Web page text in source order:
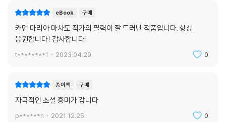
eBook 구매
카먼 마리아 마차도 작가의 필력이 잘 드러난 작품입니다. 항상
응원합니다! 감사합니다!
t********1 2023.04.29. 0
종이책 구매
자극적인 소설 흥미가 갑니다
p******n 2021.12.25. 0